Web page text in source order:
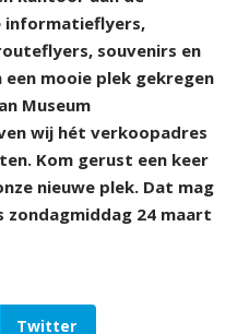
informatieflyers,
souvenirs en
mooie plek gekregen
Museum
wij hét verkoopadres
Kom gerust een keer
nieuwe plek. Dat mag
zondagmiddag 24 maart
Twitter